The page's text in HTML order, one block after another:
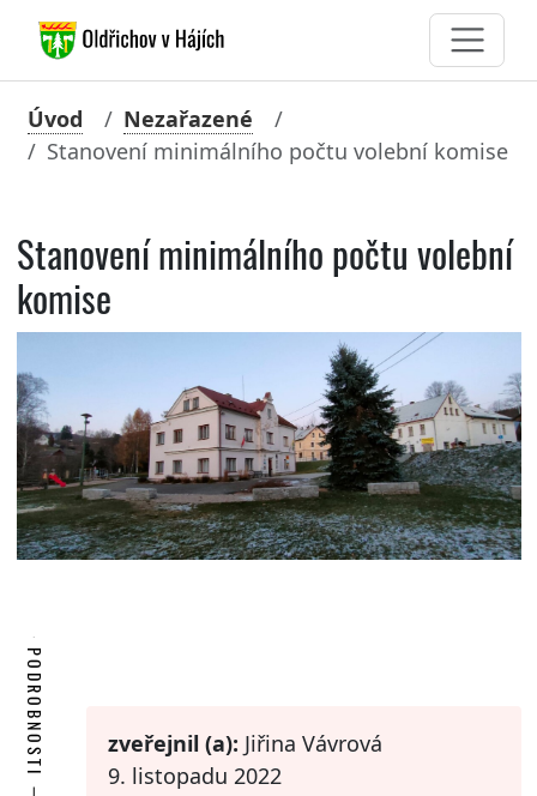
Úvod
Nezařazené
Stanovení minimálního počtu volební komise
Stanovení minimálního počtu volební
komise
PODROBNOSTI zveřejnil (a): Jiřina Vávrová
9. listopadu 2022